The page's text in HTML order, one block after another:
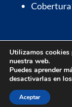
Cobertura
Información
Contactos
Parrilla de
Utilizamos cookies
nuestra web.
Puedes aprender
desactivarlas en los
Aceptar